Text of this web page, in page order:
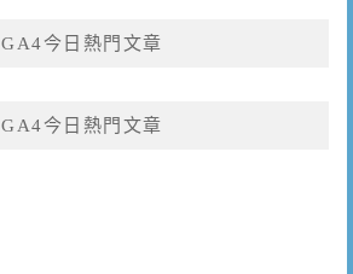
GA4今日熱門文章
GA4今日熱門文章